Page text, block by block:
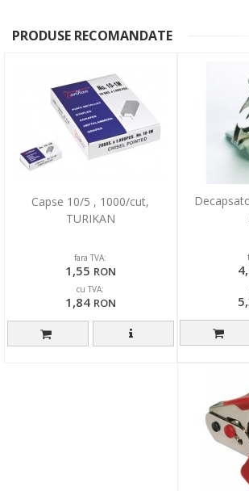
PRODUSE RECOMANDATE
Capse 10/5 , 1000/cut,
TURIKAN
fara TVA:
1,55 RON
cu TVA:
1,84 RON